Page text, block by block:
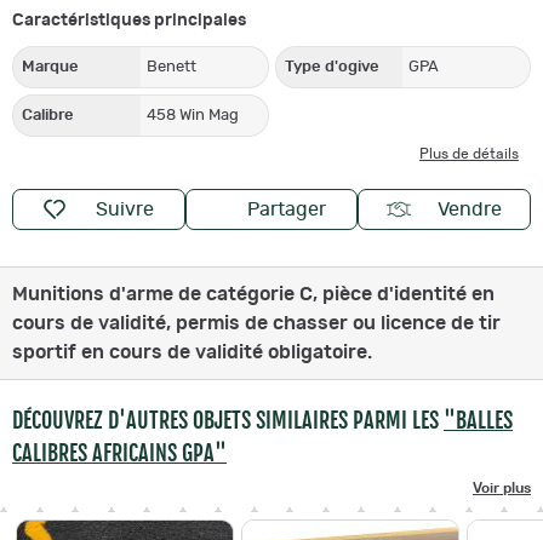
Caractéristiques principales
Marque Benett Type d'ogive GPA
Calibre 458 Win Mag
Plus de détails
Suivre Partager Vendre
Munitions d'arme de catégorie C, pièce d'identité en
cours de validité, permis de chasser ou licence de tir
sportif en cours de validité obligatoire.
DÉCOUVREZ D'AUTRES OBJETS SIMILAIRES PARMI LES "BALLES
CALIBRES AFRICAINS GPA"
Voir plus